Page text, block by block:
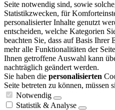
Seite notwendig sind, sowie
Statistikzwecken, für
personalisierter Inhalte genutzt
entscheiden, welche Kategorien
beachten Sie, dass auf Basis
mehr alle Funktionalitäten der
Ihnen getroffene Auswahl kann
nachträglich geändert werden.
Sie haben die personalisierten
Seite betreten zu können, müssen
Notwendig
Statistik & Analyse